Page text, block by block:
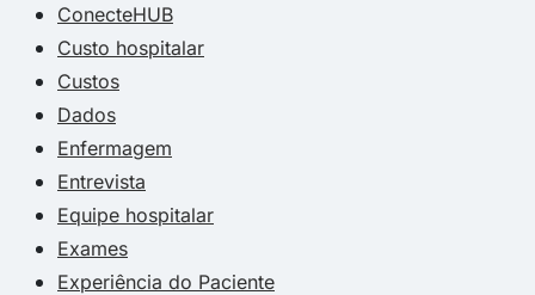
ConecteHUB
Custo hospitalar
Custos
Dados
Enfermagem
Entrevista
Equipe hospitalar
Exames
Experiência do Paciente